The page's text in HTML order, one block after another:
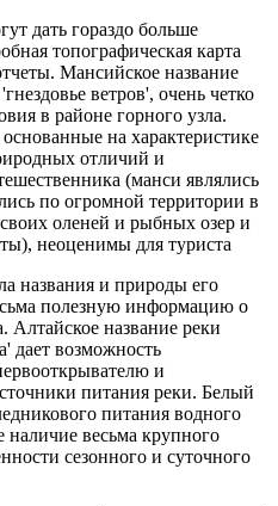
дать гораздо больше
топографическая карта
Мансийское название
ветров', очень четко
в районе горного узла.
на характеристике
отличий и
(манси являлись
по огромной территории в
оленей и рыбных озер и
неоценимы для туриста
названия и природы его
полезную информацию о
Алтайское название реки
дает возможность
и
питания реки. Белый
питания водного
наличие весьма крупного
сезонного и суточного